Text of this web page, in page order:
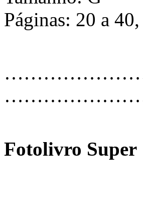
Páginas: 20 a
Fotolivro Super